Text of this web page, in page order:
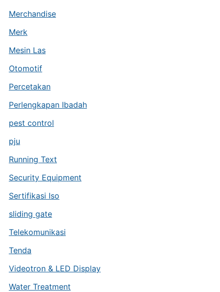
Merchandise
Merk
Mesin Las
Otomotif
Percetakan
Perlengkapan Ibadah
pest control
pju
Running Text
Security Equipment
Sertifikasi Iso
sliding gate
Telekomunikasi
Tenda
Videotron & LED Display
Water Treatment